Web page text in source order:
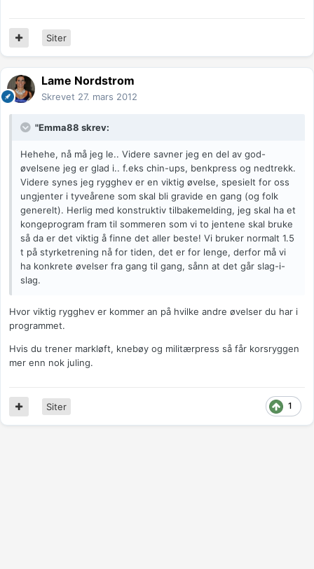
Siter
Lame Nordstrom
Skrevet 27. mars 2012
"Emma88 skrev:
Hehehe, nå må jeg le.. Videre savner jeg en del av god-
øvelsene jeg er glad i.. f.eks chin-ups, benkpress og nedtrekk.
Videre synes jeg rygghev er en viktig øvelse, spesielt for oss
ungjenter i tyveårene som skal bli gravide en gang (og folk
generelt). Herlig med konstruktiv tilbakemelding, jeg skal ha et
kongeprogram fram til sommeren som vi to jentene skal bruke
så da er det viktig å finne det aller beste! Vi bruker normalt 1.5
t på styrketrening nå for tiden, det er for lenge, derfor må vi
ha konkrete øvelser fra gang til gang, sånn at det går slag-i-
slag.
Hvor viktig rygghev er kommer an på hvilke andre øvelser du har i
programmet.
Hvis du trener markløft, knebøy og militærpress så får korsryggen
mer enn nok juling.
1
Siter